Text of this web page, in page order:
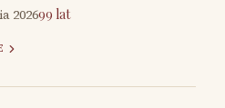
202699 lat